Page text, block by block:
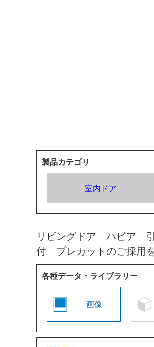
製品カテゴリ
室内ドア
リビングドア ハピア
付 プレカットのご採用
各種データ・ライブラリー
画像